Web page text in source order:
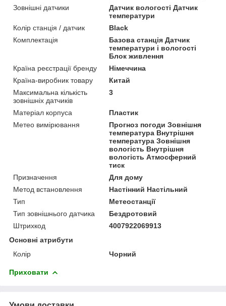
Зовнішні датчики
Датчик вологості Датчик
температури
Колір станція / датчик
Black
Комплектація
Базова станція Датчик
температури і вологості
Блок живлення
Країна реєстрації бренду
Німеччина
Країна-виробник товару
Китай
Максимальна кількість
зовнішніх датчиків
3
Матеріал корпуса
Пластик
Метео вимірювання
Прогноз погоди Зовнішня
температура Внутрішня
температура Зовнішня
вологість Внутрішня
вологість Атмосферний
тиск
Призначення
Для дому
Метод встановлення
Настінний Настільний
Тип
Метеостанції
Тип зовнішнього датчика
Бездротовий
Штрихкод
4007922069913
Основні атрибути
Колір
Чорний
Приховати